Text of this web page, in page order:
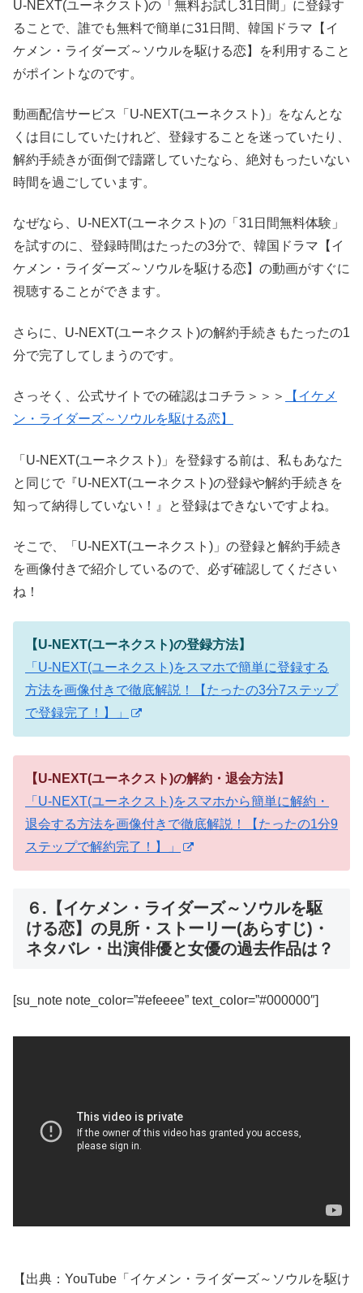
U-NEXT(ユーネクスト)の「無料お試し31日間」に登録す
ることで、誰でも無料で簡単に31日間、韓国ドラマ【イ
ケメン・ライダーズ～ソウルを駆ける恋】を利用すること
がポイントなのです。
動画配信サービス「U-NEXT(ユーネクスト)」をなんとな
くは目にしていたけれど、登録することを迷っていたり、
解約手続きが面倒で躊躇していたなら、絶対もったいない
時間を過ごしています。
なぜなら、U-NEXT(ユーネクスト)の「31日間無料体験」
を試すのに、登録時間はたったの3分で、韓国ドラマ【イ
ケメン・ライダーズ～ソウルを駆ける恋】の動画がすぐに
視聴することができます。
さらに、U-NEXT(ユーネクスト)の解約手続きもたったの1
分で完了してしまうのです。
さっそく、公式サイトでの確認はコチラ＞＞＞
【イケメ
ン・ライダーズ～ソウルを駆ける恋】
「U-NEXT(ユーネクスト)」を登録する前は、私もあなた
と同じで『U-NEXT(ユーネクスト)の登録や解約手続きを
知って納得していない！』と登録はできないですよね。
そこで、「U-NEXT(ユーネクスト)」の登録と解約手続き
を画像付きで紹介しているので、必ず確認してください
ね！
【U-NEXT(ユーネクスト)の登録方法】
「U-NEXT(ユーネクスト)をスマホで簡単に登録する
方法を画像付きで徹底解説！【たったの3分7ステップ
で登録完了！】」
【U-NEXT(ユーネクスト)の解約・退会方法】
「U-NEXT(ユーネクスト)をスマホから簡単に解約・
退会する方法を画像付きで徹底解説！【たったの1分9
ステップで解約完了！】」
６.【イケメン・ライダーズ～ソウルを駆
ける恋】の見所・ストーリー(あらすじ)・
ネタバレ・出演俳優と女優の過去作品は？
[su_note note_color=”#efeeee” text_color=”#000000″]
【出典：YouTube「イケメン・ライダーズ～ソウルを駆け